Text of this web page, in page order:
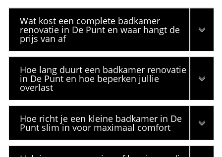
Wat kost een complete badkamer
renovatie in De Punt en waar hangt de
prijs van af
Hoe lang duurt een badkamer renovatie
in De Punt en hoe beperken jullie
overlast
Hoe richt je een kleine badkamer in De
Punt slim in voor maximaal comfort